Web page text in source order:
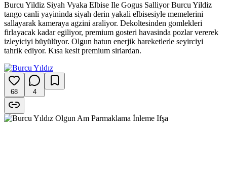
Burcu Yildiz Siyah Vyaka Elbise Ile Gogus Salliyor Burcu Yildiz
tango canli yayininda siyah derin yakali elbisesiyle memelerini
sallayarak kameraya agzini araliyor. Dekoltesinden gomlekleri
firlayacak kadar egiliyor, premium gosteri havasinda pozlar vererek
izleyiciyi büyülüyor. Olgun hatun enerjik hareketlerle seyirciyi
tahrik ediyor. Kısa kesit premium sirlardan.
68 4